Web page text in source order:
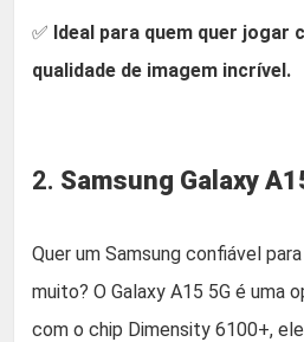
✅ Ideal para quem quer jogar
qualidade de imagem incrível.
2. Samsung Galaxy
Quer um Samsung confiável
muito? O Galaxy A15 5G é uma
com o chip Dimensity 6100+,